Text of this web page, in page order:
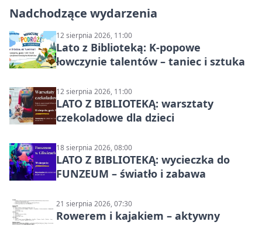
Nadchodzące wydarzenia
12 sierpnia 2026, 11:00
Lato z Biblioteką: K-popowe
łowczynie talentów – taniec i sztuka
12 sierpnia 2026, 11:00
LATO Z BIBLIOTEKĄ: warsztaty
czekoladowe dla dzieci
18 sierpnia 2026, 08:00
LATO Z BIBLIOTEKĄ: wycieczka do
FUNZEUM – światło i zabawa
21 sierpnia 2026, 07:30
Rowerem i kajakiem – aktywny